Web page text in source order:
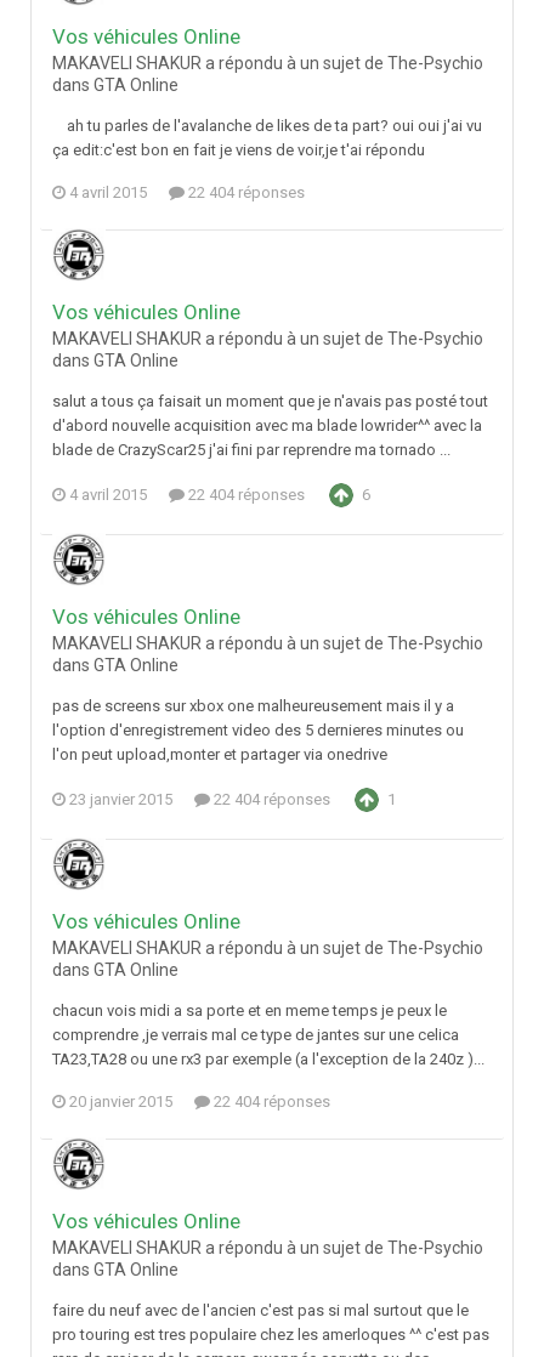
Vos véhicules Online
MAKAVELI SHAKUR a répondu à un sujet de The-Psychio
dans GTA Online
ah tu parles de l'avalanche de likes de ta part? oui oui j'ai vu
ça edit:c'est bon en fait je viens de voir,je t'ai répondu
4 avril 2015 22 404 réponses
Vos véhicules Online
MAKAVELI SHAKUR a répondu à un sujet de The-Psychio
dans GTA Online
salut a tous ça faisait un moment que je n'avais pas posté tout
d'abord nouvelle acquisition avec ma blade lowrider^^ avec la
blade de CrazyScar25 j'ai fini par reprendre ma tornado ...
4 avril 2015 22 404 réponses 6
Vos véhicules Online
MAKAVELI SHAKUR a répondu à un sujet de The-Psychio
dans GTA Online
pas de screens sur xbox one malheureusement mais il y a
l'option d'enregistrement video des 5 dernieres minutes ou
l'on peut upload,monter et partager via onedrive
23 janvier 2015 22 404 réponses 1
Vos véhicules Online
MAKAVELI SHAKUR a répondu à un sujet de The-Psychio
dans GTA Online
chacun vois midi a sa porte et en meme temps je peux le
comprendre ,je verrais mal ce type de jantes sur une celica
TA23,TA28 ou une rx3 par exemple (a l'exception de la 240z )...
20 janvier 2015 22 404 réponses
Vos véhicules Online
MAKAVELI SHAKUR a répondu à un sujet de The-Psychio
dans GTA Online
faire du neuf avec de l'ancien c'est pas si mal surtout que le
pro touring est tres populaire chez les amerloques ^^ c'est pas